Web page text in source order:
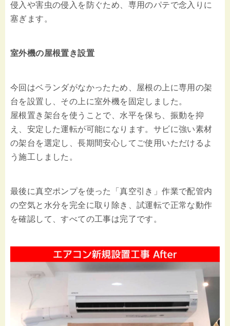
侵入や害虫の侵入を防ぐため、専用のパテで念入りに
塞ぎます。
室外機の屋根置き設置
今回はベランダがなかったため、屋根の上に専用の架
台を設置し、その上に室外機を固定しました。
屋根置き架台を使うことで、水平を保ち、振動を抑
え、安定した運転が可能になります。サビに強い素材
の架台を選定し、長期間安心してご使用いただけるよ
う施工しました。
最後に真空ポンプを使った「真空引き」作業で配管内
の空気と水分を完全に取り除き、試運転で正常な動作
を確認して、すべての工事は完了です。